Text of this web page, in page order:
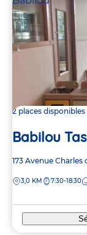
2 places disponibles
Babilou
Adresse
la
173 Avenue Charles
DISTANCE
3,0 KM 7:30-18:30